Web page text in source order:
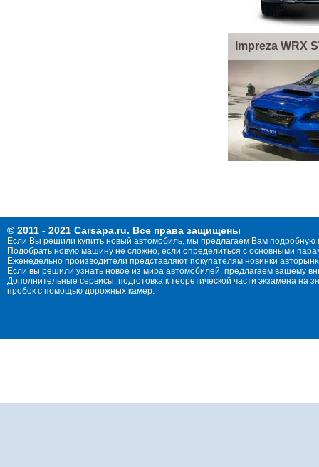
Impreza WRX
© 2011 - 2021 Carsapa.ru. Все права защищены
Если Вы решили купить новый автомобиль, мы предлагаем Вам
Подобрать новую машину не сложно, если определиться с основными
Еженедельно производители представляют покупателям новинки
Если вы решили узнать новое из мира автомобилей, предлагаем вашему
Дополнительные сервисы: подготовка к теоретической части экзамена
пробок с помощью дорожных камер.